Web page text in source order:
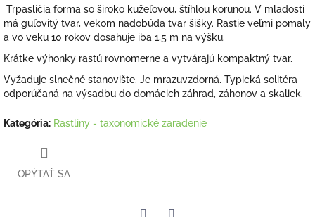
Trpasličia forma so široko kužeľovou, štíhlou korunou. V mladosti
má guľovitý tvar, vekom nadobúda tvar šišky. Rastie veľmi pomaly
a vo veku 10 rokov dosahuje iba 1,5 m na výšku.
Krátke výhonky rastú rovnomerne a vytvárajú kompaktný tvar.
Vyžaduje slnečné stanovište. Je mrazuvzdorná. Typická solitéra
odporúčaná na výsadbu do domácich záhrad, záhonov a skaliek.
Kategória: Rastliny - taxonomické zaradenie
OPÝTAŤ SA